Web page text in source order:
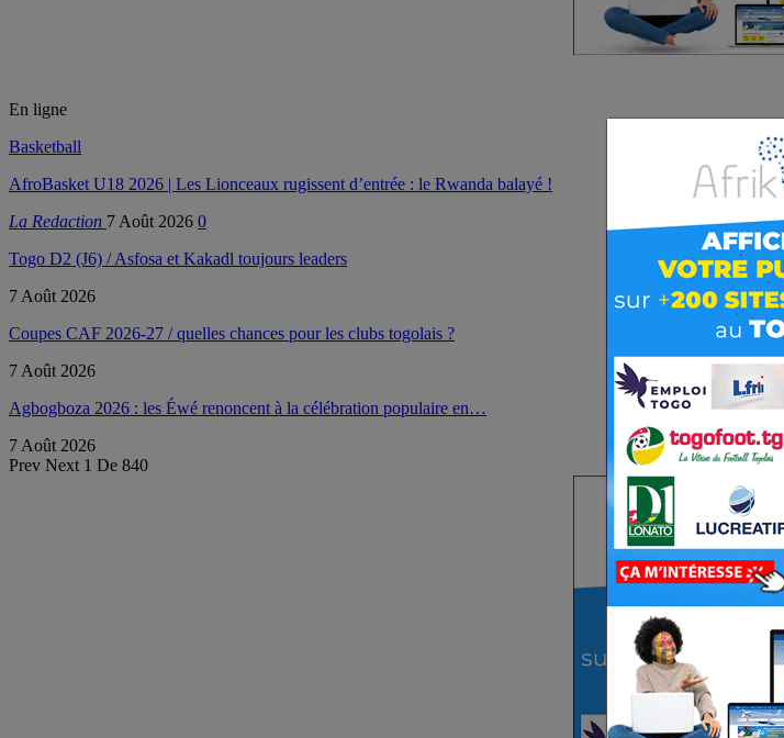
En ligne
Basketball
AfroBasket U18 2026 | Les Lionceaux rugissent d’entrée : le Rwanda balayé !
La Redaction 7 Août 2026 0
Togo D2 (J6) / Asfosa et Kakadl toujours leaders
7 Août 2026
Coupes CAF 2026-27 / quelles chances pour les clubs togolais ?
7 Août 2026
Agbogboza 2026 : les Éwé renoncent à la célébration populaire en…
7 Août 2026
Prev Next 1 De 840